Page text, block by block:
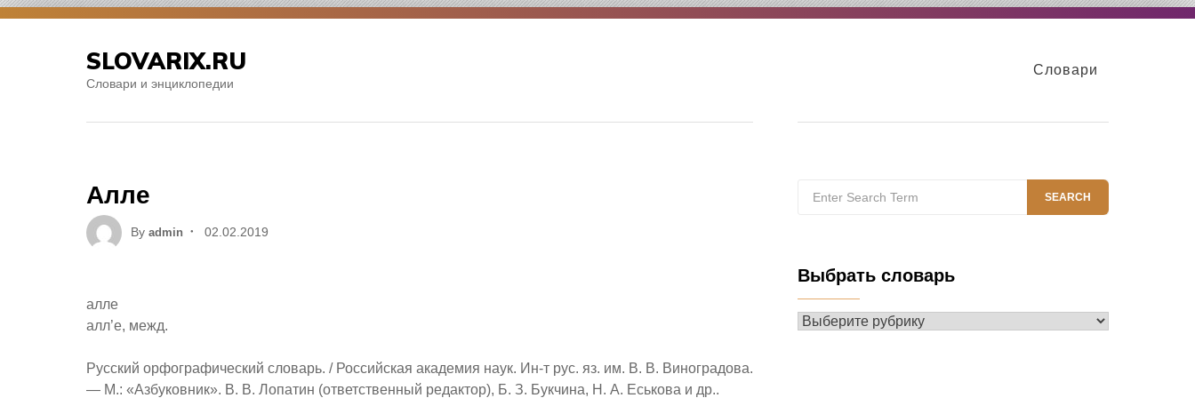
Skip
SLOVARIX.RU
Словари и энциклопедии
Словари
Алле
By admin
Posted
02.02.2019
алле
алл’е, межд.
Русский орфографический словарь. / Российская академия наук. Ин-т рус. яз. им. В. В. Виноградова.
— М.: «Азбуковник». В. В. Лопатин (ответственный редактор), Б. З. Букчина, Н. А. Еськова и др..
for:
SEARCH
Выбрать словарь
Выбрать